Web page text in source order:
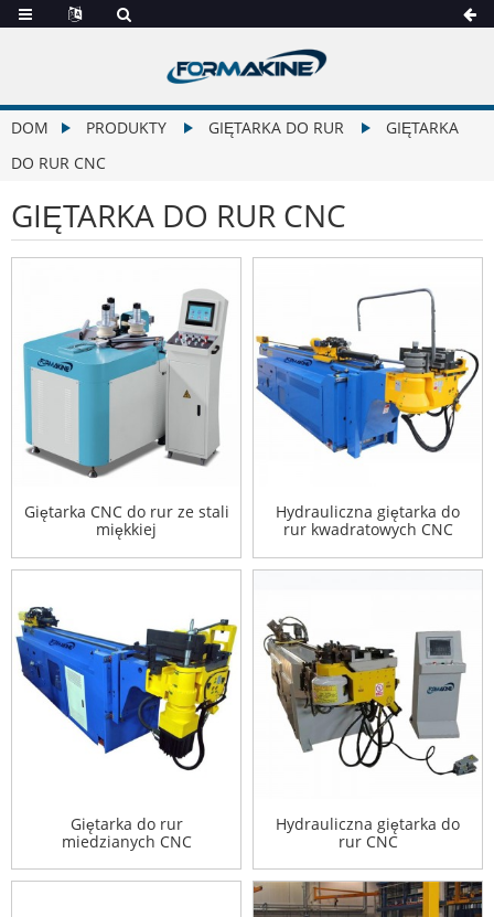
DOM PRODUKTY GIĘTARKA DO RUR
GIĘTARKA
DO RUR CNC
GIĘTARKA DO RUR CNC
Giętarka CNC do rur ze stali
miękkiej
Hydrauliczna giętarka do
rur kwadratowych CNC
Giętarka do rur
miedzianych CNC
Hydrauliczna giętarka do
rur CNC